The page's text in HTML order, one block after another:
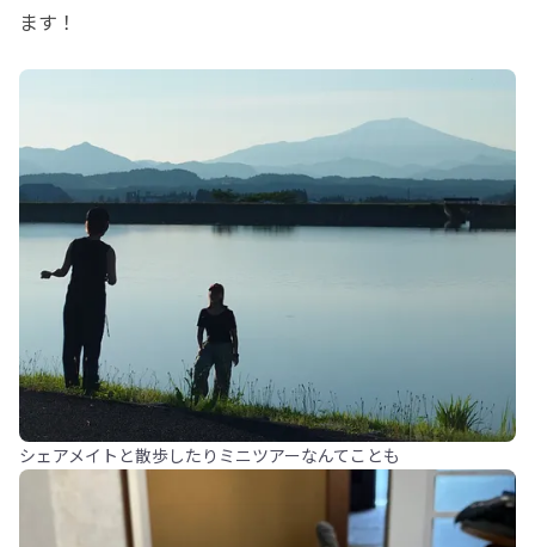
ます！
シェアメイトと散歩したりミニツアーなんてことも